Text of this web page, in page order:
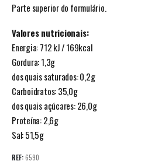
Parte superior do formulário.
Valores nutricionais:
Energia: 712 kJ / 169kcal
Gordura: 1,3g
dos quais saturados: 0,2g
Carboidratos: 35,0g
dos quais açúcares: 26,0g
Proteína: 2,6g
Sal: 51,5g
REF:6590